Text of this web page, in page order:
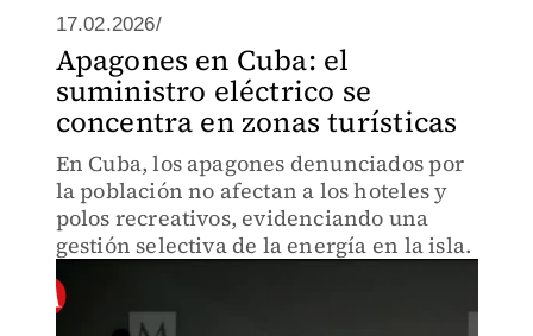
17.02.2026/
Apagones en Cuba: el
suministro eléctrico se
concentra en zonas turísticas
En Cuba, los apagones denunciados por
la población no afectan a los hoteles y
polos recreativos, evidenciando una
gestión selectiva de la energía en la isla.